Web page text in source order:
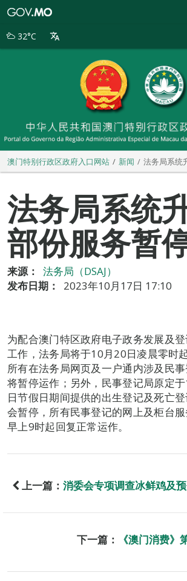
别
32°C
澳门特别行政区政府入口网站 新闻 法务局系统
法务局系统
部份服务暂
来源：
法务局（DSAJ）
发布日期：
2023年10月17日 17:10
为配合澳门特区政府电子政务发展及
工作，法务局将于10月20日凌晨零时
所有在法务局网页及一户通内涉及民
将暂停运作；另外，民事登记局原定
日节假日期间提供的出生登记及死亡
会暂停，所有民事登记的网上及柜台
早上9时起回复正常运作。
上一篇： 消委会专项调查冰鲜鸡及
下一篇： 《澳门消费》